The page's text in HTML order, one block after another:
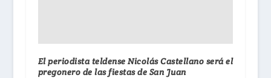
El periodista teldense Nicolás Castellano será el
pregonero de las fiestas de San Juan